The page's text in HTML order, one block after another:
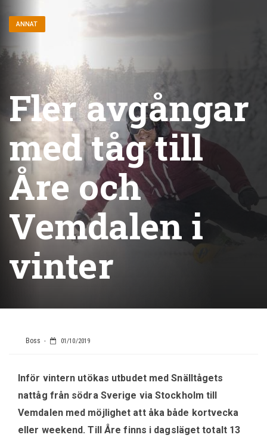
ANNAT
Fler avgångar
med tåg till
Åre och
Vemdalen i
vinter
Boss 01/10/2019
Inför vintern utökas utbudet med Snälltågets
nattåg från södra Sverige via Stockholm till
Vemdalen med möjlighet att åka både kortvecka
eller weekend. Till Åre finns i dagsläget totalt 13